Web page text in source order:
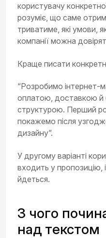
користувачу
розуміє, що саме
триватиме, які умови,
компанії можна
Краще писати
“Розробимо інтернет-
оплатою, доставкою й
структурою. Перший
покажемо після
дизайну”.
У другому варіанті
входить у пропозицію,
йдеться.
З чого
над текстом